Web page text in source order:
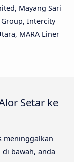
Mayang Sari
Intercity
MARA Liner
Setar ke
meninggalkan
bawah, anda